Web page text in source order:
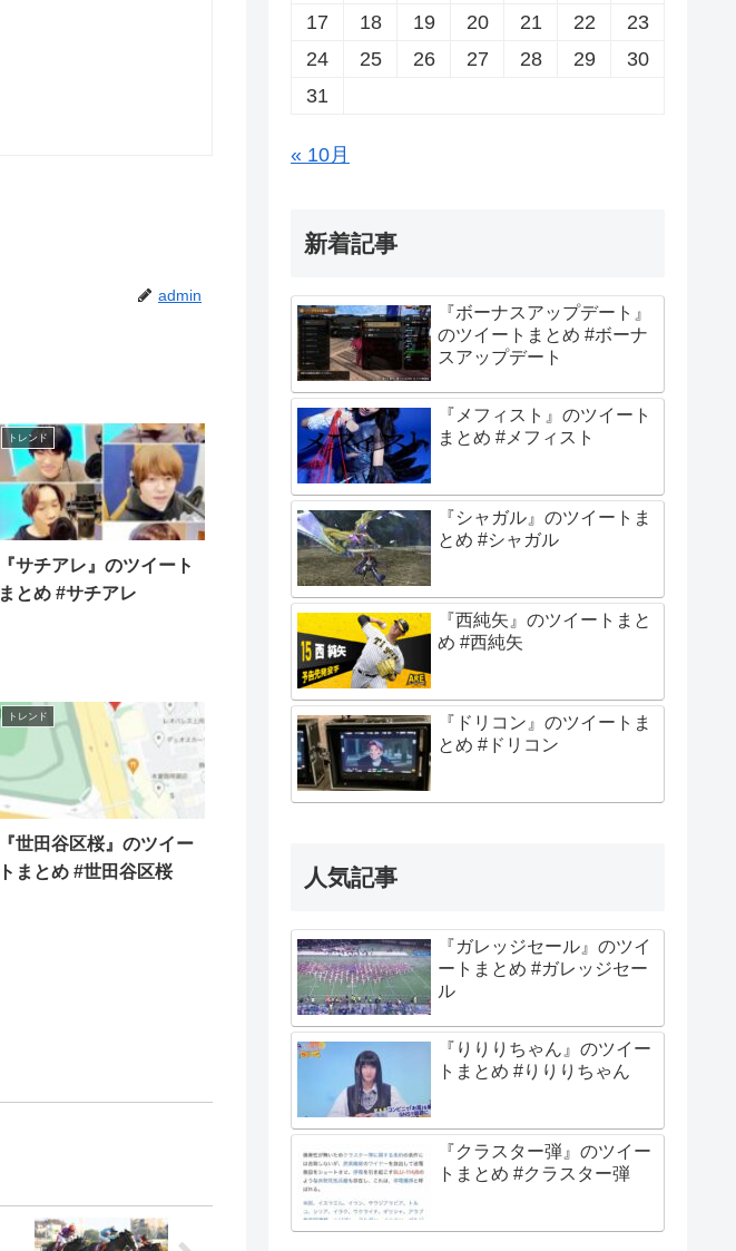
admin
トレンド
『サチアレ』のツイート
まとめ #サチアレ
トレンド
『世田谷区桜』のツイー
トまとめ #世田谷区桜
17
18 19 20 21 22
23
24
25 26 27 28 29
30
31
« 10月
新着記事
『ボーナスアップデート』
のツイートまとめ #ボーナ
スアップデート
『メフィスト』のツイート
まとめ #メフィスト
『シャガル』のツイートま
とめ #シャガル
『西純矢』のツイートまと
め #西純矢
『ドリコン』のツイートま
とめ #ドリコン
人気記事
『ガレッジセール』のツイ
ートまとめ #ガレッジセー
ル
『りりりちゃん』のツイー
トまとめ #りりりちゃん
『クラスター弾』のツイー
トまとめ #クラスター弾